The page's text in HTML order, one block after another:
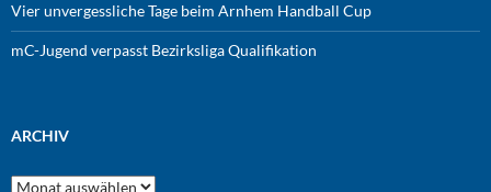
Vier unvergessliche Tage beim Arnhem Handball Cup
mC-Jugend verpasst Bezirksliga Qualifikation
ARCHIV
Archiv